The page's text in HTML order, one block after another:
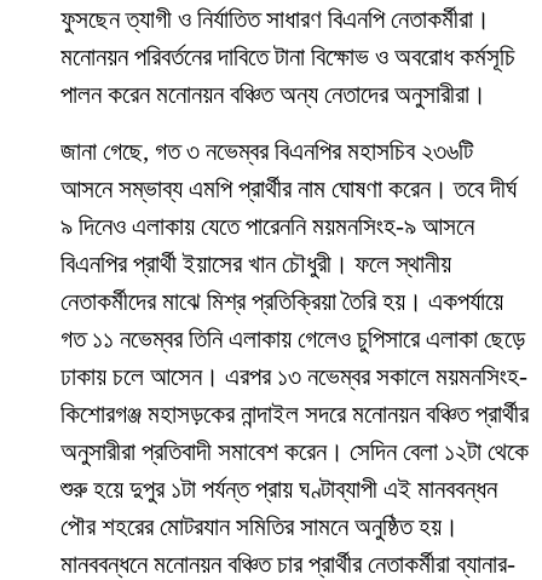
ফুসছেন ত্যাগী ও নির্যাতিত সাধারণ বিএনপি নেতাকর্মীরা।
মনোনয়ন পরিবর্তনের দাবিতে টানা বিক্ষোভ ও অবরোধ কর্মসূচি
পালন করেন মনোনয়ন বঞ্চিত অন্য নেতাদের অনুসারীরা।
জানা গেছে, গত ৩ নভেম্বর বিএনপির মহাসচিব ২৩৬টি
আসনে সম্ভাব্য এমপি প্রার্থীর নাম ঘোষণা করেন। তবে দীর্ঘ
৯ দিনেও এলাকায় যেতে পারেননি ময়মনসিংহ-৯ আসনে
বিএনপির প্রার্থী ইয়াসের খান চৌধুরী। ফলে স্থানীয়
নেতাকর্মীদের মাঝে মিশ্র প্রতিক্রিয়া তৈরি হয়। একপর্যায়ে
গত ১১ নভেম্বর তিনি এলাকায় গেলেও চুপিসারে এলাকা ছেড়ে
ঢাকায় চলে আসেন। এরপর ১৩ নভেম্বর সকালে ময়মনসিংহ-
কিশোরগঞ্জ মহাসড়কের নান্দাইল সদরে মনোনয়ন বঞ্চিত প্রার্থীর
অনুসারীরা প্রতিবাদী সমাবেশ করেন। সেদিন বেলা ১২টা থেকে
শুরু হয়ে দুপুর ১টা পর্যন্ত প্রায় ঘণ্টাব্যাপী এই মানববন্ধন
পৌর শহরের মোটরযান সমিতির সামনে অনুষ্ঠিত হয়।
মানববন্ধনে মনোনয়ন বঞ্চিত চার প্রার্থীর নেতাকর্মীরা ব্যানার-